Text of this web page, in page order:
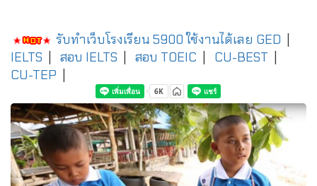
รับทำเว็บโรงเรียน 5900 ใช้งานได้เลย GED
IELTS
สอบ IELTS สอบ TOEIC CU-BEST
CU-TEP